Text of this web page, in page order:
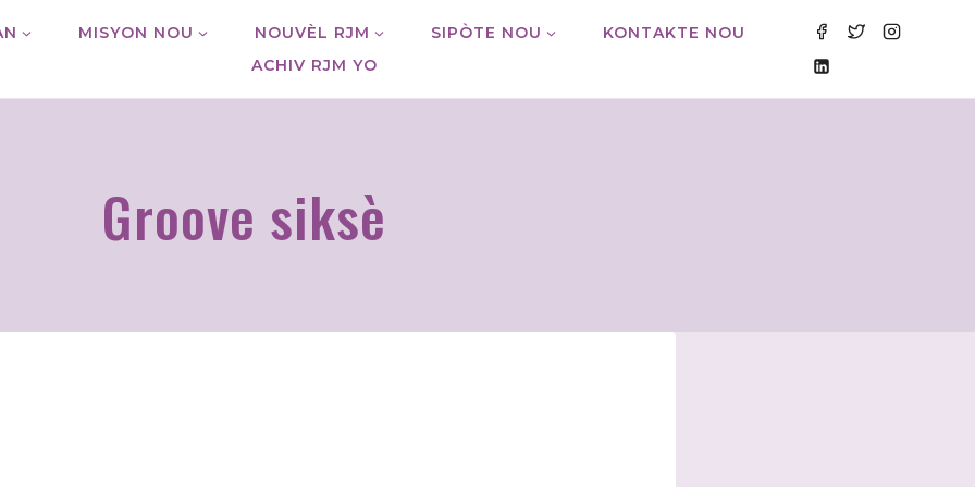
MISYON NOU NOUVÈL RJM SIPÒTE NOU
KONTAKTE NOU
ACHIV RJM YO
Groove siksè